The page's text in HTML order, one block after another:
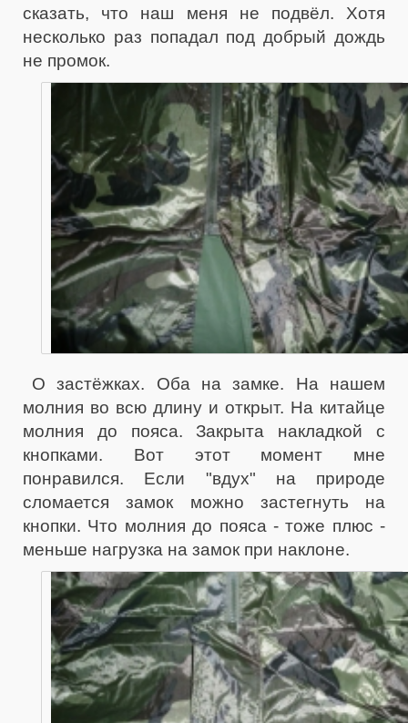
сказать, что наш меня не подвёл. Хотя
несколько раз попадал под добрый дождь
не промок.
О застёжках. Оба на замке. На нашем
молния во всю длину и открыт. На китайце
молния до пояса. Закрыта накладкой с
кнопками. Вот этот момент мне
понравился. Если "вдух" на природе
сломается замок можно застегнуть на
кнопки. Что молния до пояса - тоже плюс -
меньше нагрузка на замок при наклоне.